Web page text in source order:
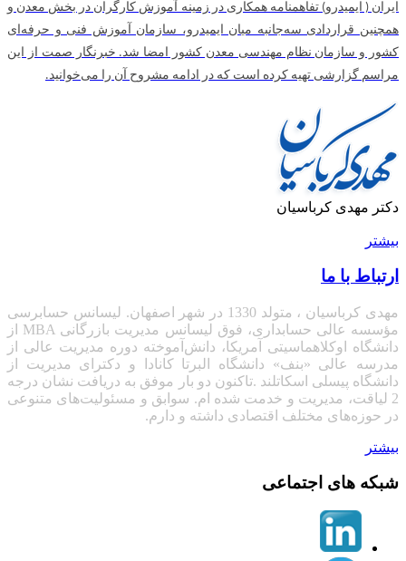
ایران ( ایمیدرو) تفاهمنامه همکاری در زمینه آموزش کارگران در بخش معدن و
همچنین قراردادی سه‌جانبه میان ایمیدرو، سازمان آموزش فنی و حرفه‌ای
کشور و سازمان نظام مهندسی معدن کشور امضا شد. خبرنگار صمت از این
مراسم گزارشی تهیه کرده است که در ادامه مشروح آن را می‌خوانید.
دکتر مهدی کرباسیان
بیشتر
ارتباط با ما
مهدی کرباسیان ، متولد 1330 در شهر اصفهان. لیسانس حسابرسی
مؤسسه عالی حسابداری، فوق لیسانس مدیریت بازرگانی MBA
از
دانشگاه اوکلاهماسیتی آمریکا، دانش‌آموخته دوره مدیریت عالی از
مدرسه عالی «بنف» دانشگاه البرتا کانادا و دکترای مدیریت از
دانشگاه پیسلی اسکاتلند .تاکنون دو بار موفق به دریافت نشان درجه
2 لیاقت، مدیریت و خدمت شده ام. سوابق و مسئولیت‌های متنوعی
در حوزه‌های مختلف اقتصادی داشته و دارم.
بیشتر
شبکه های اجتماعی